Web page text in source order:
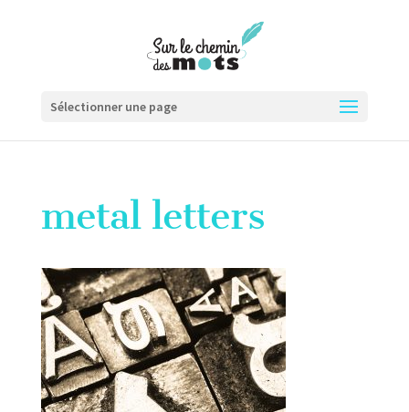
Sélectionner une page
metal letters